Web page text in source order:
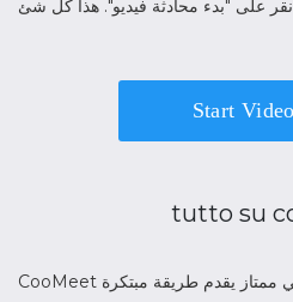
Start
tutto su
CooMeet هو موقع دردشة فيديو غير رسمي ممتاز يقدم طريقة مبتكرة